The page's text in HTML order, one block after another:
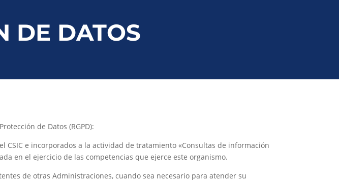
DE DATOS
de Datos (RGPD):
e incorporados a la actividad de tratamiento «Consultas de información
en el ejercicio de las competencias que ejerce este organismo.
de otras Administraciones, cuando sea necesario para atender su